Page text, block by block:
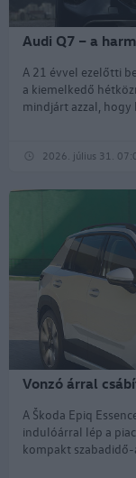
Audi Q7 – a
2026. július 31.
A 21 évvel ezelőtti
a kiemelkedő
mindjárt azzal, hogy
Vonzó árral
A Škoda Epiq
indulóárral lép a
kompakt szabadidő-